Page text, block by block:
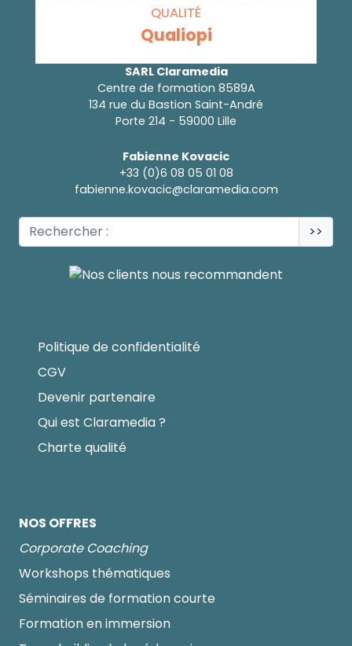
QUALITÉ
Qualiopi
SARL Claramedia
Centre de formation 8589A
134 rue du Bastion Saint-André
Porte 214 - 59000 Lille
Fabienne Kovacic
+33 (0)6 08 05 01 08
fabienne.kovacic@claramedia.com
>>
Politique de confidentialité
CGV
Devenir partenaire
Qui est Claramedia ?
Charte qualité
NOS OFFRES
Corporate Coaching
Workshops thématiques
Séminaires de formation courte
Formation en immersion